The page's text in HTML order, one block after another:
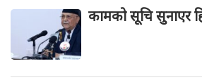
कामको सूचि सुनाएर